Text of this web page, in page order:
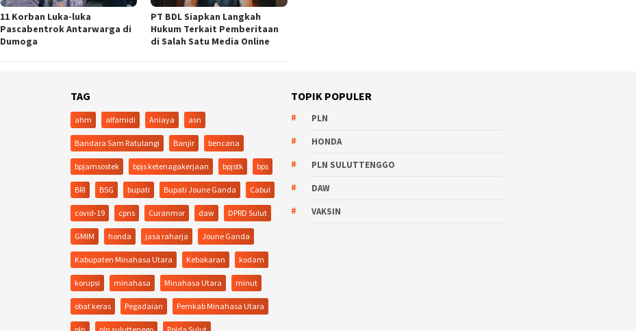
11 Korban Luka-luka
Pascabentrok Antarwarga di
Dumoga
PT BDL Siapkan Langkah
Hukum Terkait Pemberitaan
di Salah Satu Media Online
TAG
ahm alfamidi Aniaya asn
Bandara Sam Ratulangi Banjir bencana
bpjamsostek bpjs ketenagakerjaan bpjstk bps
BRI BSG bupati Bupati Joune Ganda Cabul
covid-19 cpns Curanmor daw DPRD Sulut
GMIM honda jasa raharja Joune Ganda
Kabupaten Minahasa Utara Kebakaran kodam
korupsi minahasa Minahasa Utara minut
obat keras Pegadaian Pemkab Minahasa Utara
TOPIK POPULER
PLN
HONDA
PLN SULUTTENGGO
DAW
VAKSIN